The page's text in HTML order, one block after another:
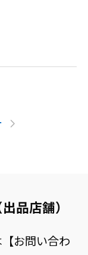
品店舗）
お問い合わ